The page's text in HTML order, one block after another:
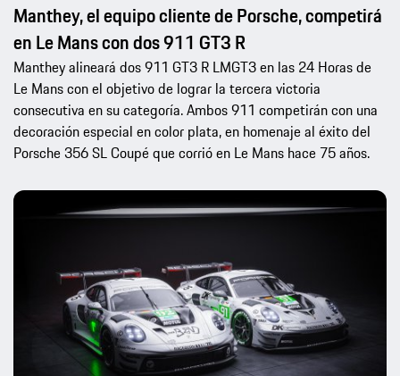
Manthey, el equipo cliente de Porsche, competirá
en Le Mans con dos 911 GT3 R
Manthey alineará dos 911 GT3 R LMGT3 en las 24 Horas de
Le Mans con el objetivo de lograr la tercera victoria
consecutiva en su categoría. Ambos 911 competirán con una
decoración especial en color plata, en homenaje al éxito del
Porsche 356 SL Coupé que corrió en Le Mans hace 75 años.